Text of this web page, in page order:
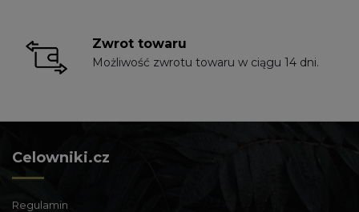
Zwrot towaru
Możliwość zwrotu towaru w ciągu 14 dni.
Celowniki.cz
Regulamin